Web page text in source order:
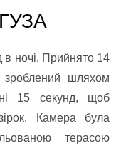
в ночі. Прийнято 14
шляхом
15 секунд, щоб
Камера була
терасою